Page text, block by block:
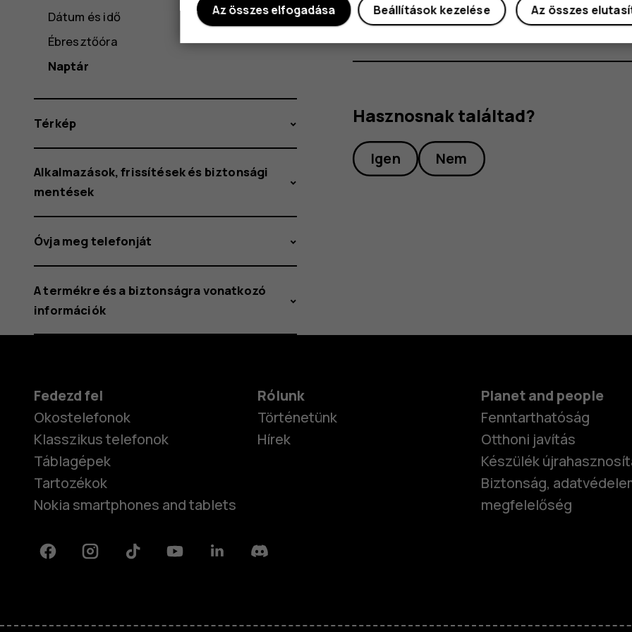
Hasznosnak találtad?
Igen Nem
Dátum és idő
Ébresztőóra
Naptár
Térkép
Alkalmazások, frissítések és biztonsági
mentések
Óvja meg telefonját
A termékre és a biztonságra vonatkozó
információk
Fedezd fel
Okostelefonok
Klasszikus telefonok
Táblagépek
Tartozékok
Nokia smartphones and tablets
Rólunk
Történetünk
Hírek
Planet and people
Fenntarthatóság
Otthoni javítás
Készülék
Biztonság,
megfelelőség
FacebookInstagramTiktok YoutubeLinkedinDiscord
Az összes
Beállítások kezelése
Az összes elfogadása